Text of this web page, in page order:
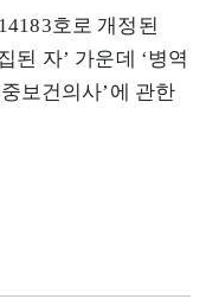
호로 개정된
된 자’ 가운데 ‘병역
보건의사’에 관한